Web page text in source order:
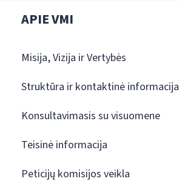
APIE VMI
Misija, Vizija ir Vertybės
Struktūra ir kontaktinė informacija
Konsultavimasis su visuomene
Teisinė informacija
Peticijų komisijos veikla